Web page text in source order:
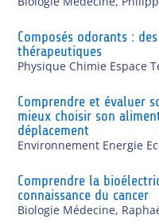
Composés odorants :
thérapeutiques
Physique Chimie Espace
Comprendre et évaluer
mieux choisir son
déplacement
Environnement Energie
Comprendre la
connaissance du cancer
Biologie Médecine,